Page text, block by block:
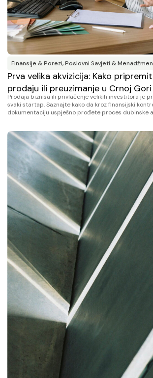
Finansije & Porezi,Poslovni Savjeti &
Prva velika akvizicija: Kako
prodaju ili preuzimanje u Crnoj Gori
Prodaja biznisa ili privlačenje velikih investitora je
svaki startap. Saznajte kako da kroz finansijski
dokumentaciju uspješno prođete proces dubinske